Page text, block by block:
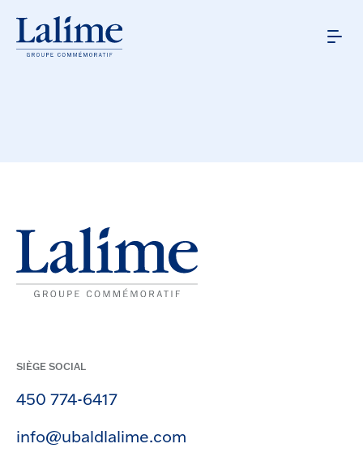
SIÈGE SOCIAL
450 774-6417
info@ubaldlalime.com